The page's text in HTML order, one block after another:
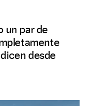
un par de
desde